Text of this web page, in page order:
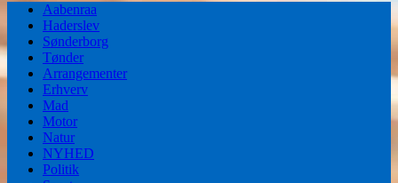
Aabenraa
Haderslev
Sønderborg
Tønder
Arrangementer
Erhverv
Mad
Motor
Natur
NYHED
Politik